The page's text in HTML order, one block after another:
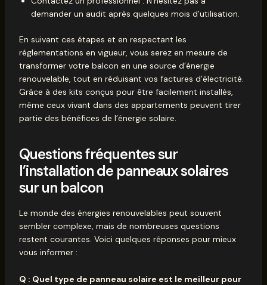
demander un audit après quelques mois d’utilisation.
En suivant ces étapes et en respectant les
réglementations en vigueur, vous serez en mesure de
transformer votre balcon en une source d’énergie
renouvelable, tout en réduisant vos factures d’électricité.
Grâce à des kits conçus pour être facilement installés,
même ceux vivant dans des appartements peuvent tirer
partie des bénéfices de l’énergie solaire.
Questions fréquentes sur
l’installation de panneaux solaires
sur un balcon
Le monde des énergies renouvelables peut souvent
sembler complexe, mais de nombreuses questions
restent courantes. Voici quelques réponses pour mieux
vous informer :
Q : Quel type de panneau solaire est le meilleur pour